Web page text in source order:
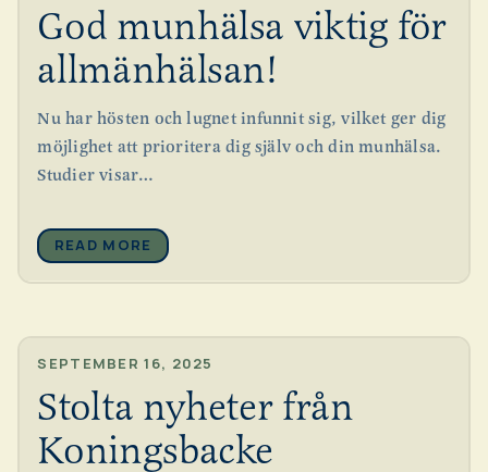
God munhälsa viktig för
allmänhälsan!
Nu har hösten och lugnet infunnit sig, vilket ger dig
möjlighet att prioritera dig själv och din munhälsa.
Studier visar…
READ MORE
SEPTEMBER 16, 2025
Stolta nyheter från
Koningsbacke